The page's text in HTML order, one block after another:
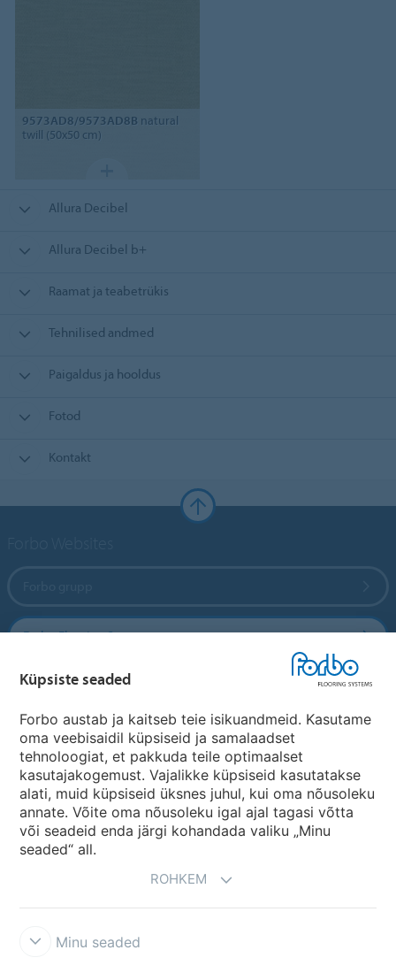
9573AD8/9573AD8B natural
twill (50x50 cm)
Allura Decibel
Allura Decibel b+
Raamat ja teabetrükis
Tehnilised andmed
Paigaldus ja hooldus
Fotod
Kontakt
Forbo Flooring Systems
Forbo Movement Systems
Riikide saidid
Vali oma riik
Küpsiste seaded
Forbo austab ja kaitseb teie isikuandmeid. Kasutame
oma veebisaidil küpsiseid ja samalaadset
tehnoloogiat, et pakkuda teile optimaalset
kasutajakogemust. Vajalikke küpsiseid kasutatakse
alati, muid küpsiseid üksnes juhul, kui oma nõusoleku
annate. Võite oma nõusoleku igal ajal tagasi võtta
või seadeid enda järgi kohandada valiku „Minu
seaded“ all.
ROHKEM
Minu seaded